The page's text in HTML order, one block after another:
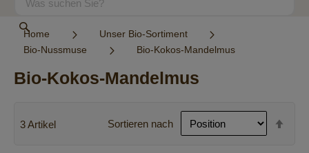
Suche
Home
Unser Bio-Sortiment
Bio-Nussmuse
Bio-Kokos-Mandelmus
Bio-Kokos-Mandelmus
3Artikel Sortieren nach